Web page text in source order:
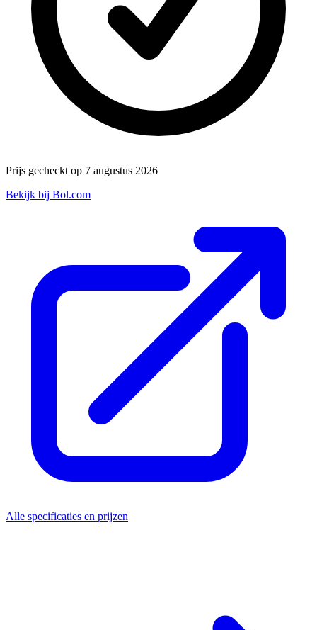
Prijs gecheckt op 7 augustus 2026
Bekijk bij Bol.com
Alle specificaties en prijzen